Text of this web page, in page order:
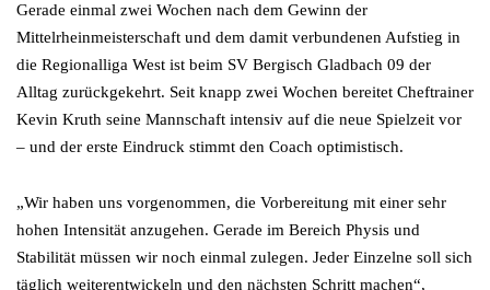
Gerade einmal zwei Wochen nach dem Gewinn der
Mittelrheinmeisterschaft und dem damit verbundenen Aufstieg in
die Regionalliga West ist beim SV Bergisch Gladbach 09 der
Alltag zurückgekehrt. Seit knapp zwei Wochen bereitet Cheftrainer
Kevin Kruth seine Mannschaft intensiv auf die neue Spielzeit vor
– und der erste Eindruck stimmt den Coach optimistisch.
„Wir haben uns vorgenommen, die Vorbereitung mit einer sehr
hohen Intensität anzugehen. Gerade im Bereich Physis und
Stabilität müssen wir noch einmal zulegen. Jeder Einzelne soll sich
täglich weiterentwickeln und den nächsten Schritt machen“,